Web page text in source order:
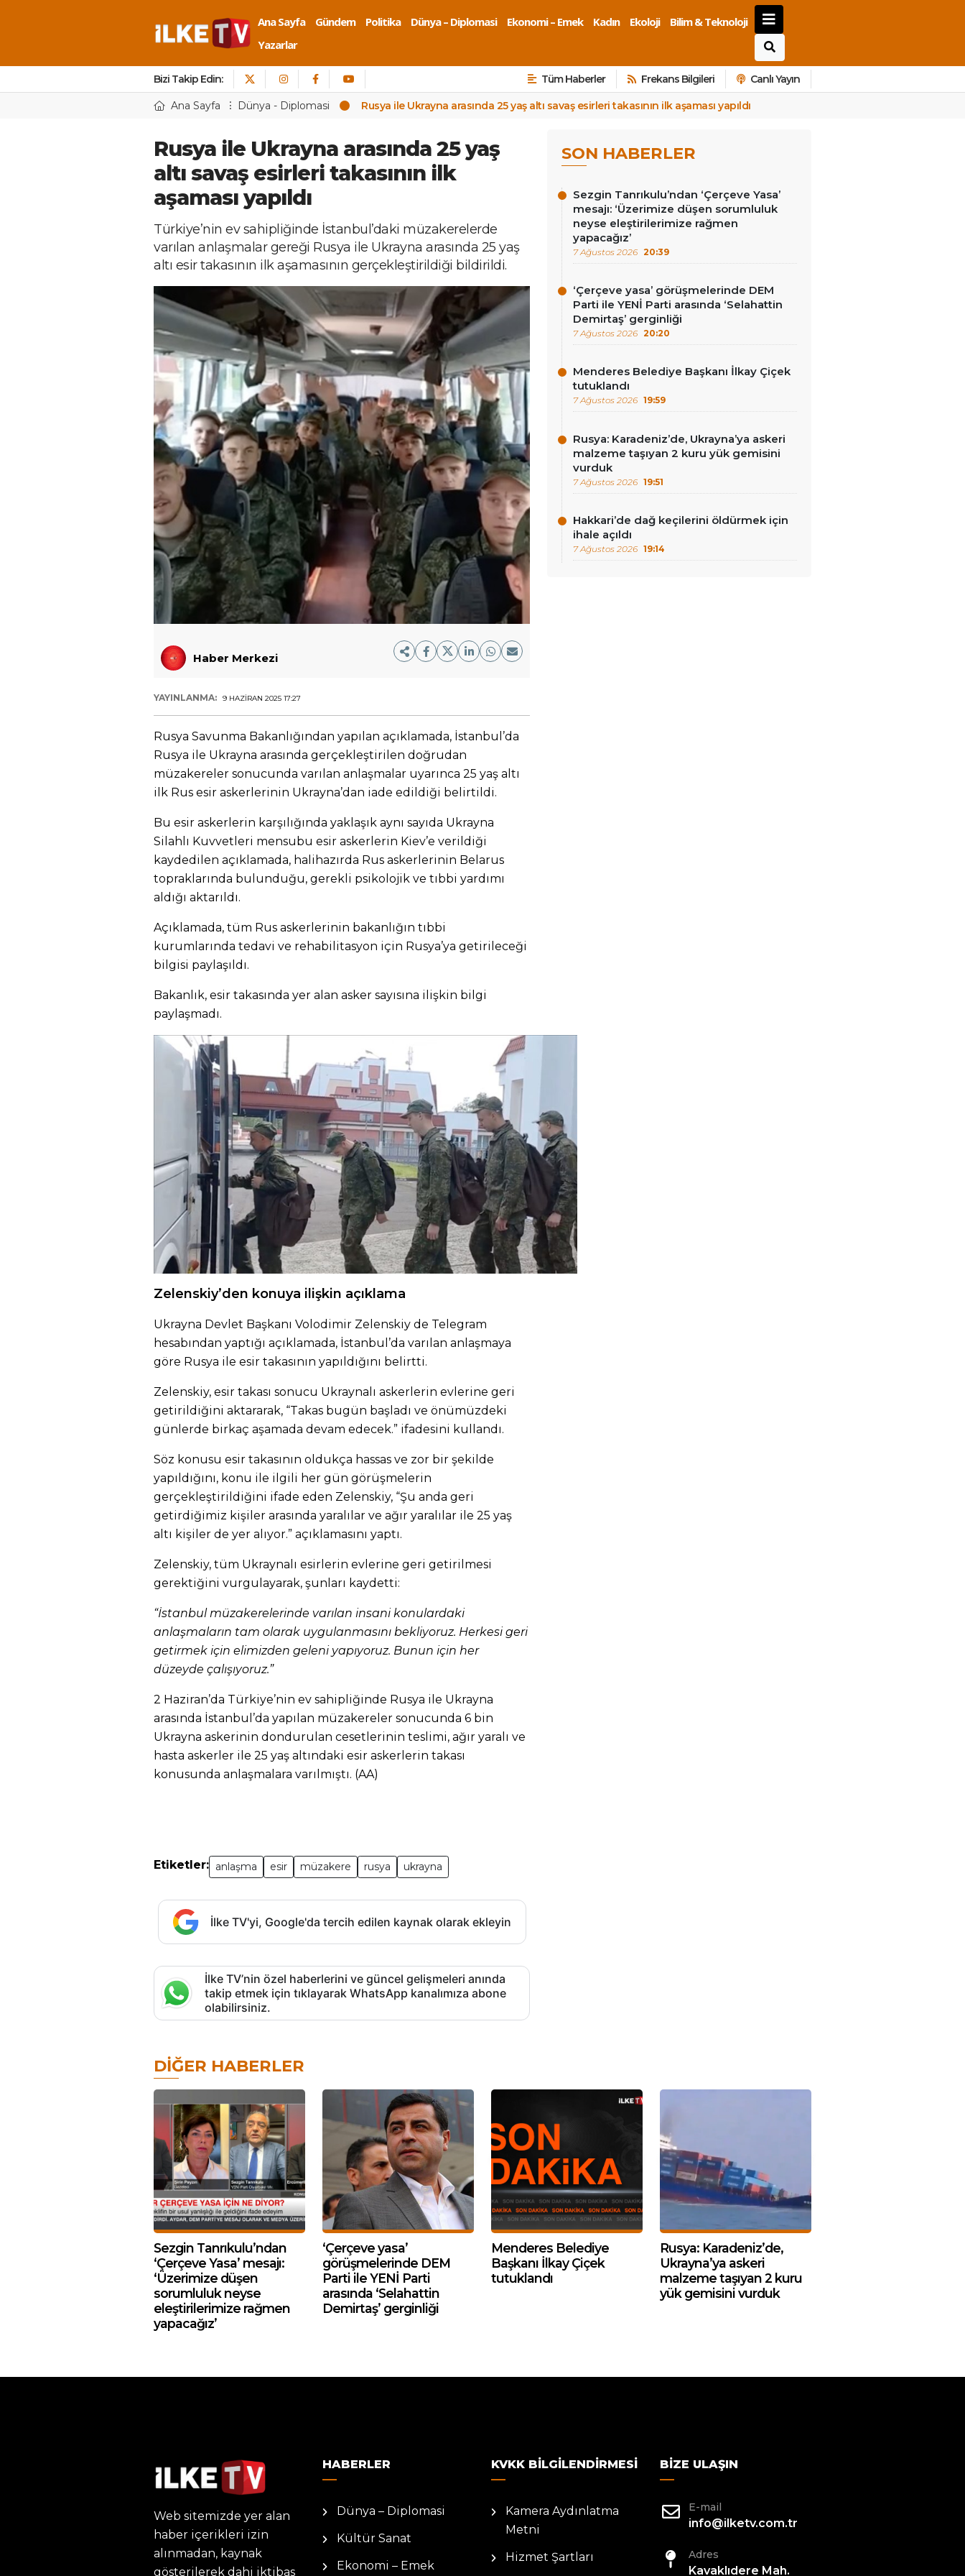
Ana Sayfa Gündem Politika Dünya – Diplomasi Ekonomi – Emek Kadın Ekoloji
Bilim & Teknoloji
Yazarlar
Bizi Takip Edin: Tüm Haberler Frekans Bilgileri Canlı Yayın
Ana Sayfa Dünya - Diplomasi Rusya ile Ukrayna arasında 25 yaş altı savaş esirleri takasının ilk aşaması yapıldı
Rusya ile Ukrayna arasında 25 yaş
altı savaş esirleri takasının ilk
aşaması yapıldı
Türkiye’nin ev sahipliğinde İstanbul’daki müzakerelerde
varılan anlaşmalar gereği Rusya ile Ukrayna arasında 25 yaş
altı esir takasının ilk aşamasının gerçekleştirildiği bildirildi.
Haber Merkezi
YAYINLANMA: 9 HAZIRAN 2025 17:27
Rusya Savunma Bakanlığından yapılan açıklamada, İstanbul’da
Rusya ile Ukrayna arasında gerçekleştirilen doğrudan
müzakereler sonucunda varılan anlaşmalar uyarınca 25 yaş altı
ilk Rus esir askerlerinin Ukrayna’dan iade edildiği belirtildi.
Bu esir askerlerin karşılığında yaklaşık aynı sayıda Ukrayna
Silahlı Kuvvetleri mensubu esir askerlerin Kiev’e verildiği
kaydedilen açıklamada, halihazırda Rus askerlerinin Belarus
topraklarında bulunduğu, gerekli psikolojik ve tıbbi yardımı
aldığı aktarıldı.
Açıklamada, tüm Rus askerlerinin bakanlığın tıbbi
kurumlarında tedavi ve rehabilitasyon için Rusya’ya getirileceği
bilgisi paylaşıldı.
Bakanlık, esir takasında yer alan asker sayısına ilişkin bilgi
paylaşmadı.
Zelenskiy’den konuya ilişkin açıklama
Ukrayna Devlet Başkanı Volodimir Zelenskiy de Telegram
hesabından yaptığı açıklamada, İstanbul’da varılan anlaşmaya
göre Rusya ile esir takasının yapıldığını belirtti.
Zelenskiy, esir takası sonucu Ukraynalı askerlerin evlerine geri
getirildiğini aktararak, “Takas bugün başladı ve önümüzdeki
günlerde birkaç aşamada devam edecek.” ifadesini kullandı.
Söz konusu esir takasının oldukça hassas ve zor bir şekilde
yapıldığını, konu ile ilgili her gün görüşmelerin
gerçekleştirildiğini ifade eden Zelenskiy, “Şu anda geri
getirdiğimiz kişiler arasında yaralılar ve ağır yaralılar ile 25 yaş
altı kişiler de yer alıyor.” açıklamasını yaptı.
Zelenskiy, tüm Ukraynalı esirlerin evlerine geri getirilmesi
gerektiğini vurgulayarak, şunları kaydetti:
“İstanbul müzakerelerinde varılan insani konulardaki
anlaşmaların tam olarak uygulanmasını bekliyoruz. Herkesi geri
getirmek için elimizden geleni yapıyoruz. Bunun için her
düzeyde çalışıyoruz.”
2 Haziran’da Türkiye’nin ev sahipliğinde Rusya ile Ukrayna
arasında İstanbul’da yapılan müzakereler sonucunda 6 bin
Ukrayna askerinin dondurulan cesetlerinin teslimi, ağır yaralı ve
hasta askerler ile 25 yaş altındaki esir askerlerin takası
konusunda anlaşmalara varılmıştı. (AA)
Etiketler: anlaşma esir müzakere rusya ukrayna
İlke TV'yi, Google'da tercih edilen kaynak olarak ekleyin
İlke TV’nin özel haberlerini ve güncel gelişmeleri anında
takip etmek için tıklayarak WhatsApp kanalımıza abone
olabilirsiniz.
SON HABERLER
Sezgin Tanrıkulu’ndan ‘Çerçeve Yasa’
mesajı: ‘Üzerimize düşen sorumluluk
neyse eleştirilerimize rağmen
yapacağız’
7 Ağustos 2026 20:39
‘Çerçeve yasa’ görüşmelerinde DEM
Parti ile YENİ Parti arasında ‘Selahattin
Demirtaş’ gerginliği
7 Ağustos 2026 20:20
Menderes Belediye Başkanı İlkay Çiçek
tutuklandı
7 Ağustos 2026 19:59
Rusya: Karadeniz’de, Ukrayna’ya askeri
malzeme taşıyan 2 kuru yük gemisini
vurduk
7 Ağustos 2026 19:51
Hakkari’de dağ keçilerini öldürmek için
ihale açıldı
7 Ağustos 2026 19:14
DIĞER HABERLER
Sezgin Tanrıkulu’ndan
‘Çerçeve Yasa’ mesajı:
‘Üzerimize düşen
sorumluluk neyse
eleştirilerimize rağmen
yapacağız’
‘Çerçeve yasa’
görüşmelerinde DEM
Parti ile YENİ Parti
arasında ‘Selahattin
Demirtaş’ gerginliği
Menderes Belediye
Başkanı İlkay Çiçek
tutuklandı
Rusya: Karadeniz’de,
Ukrayna’ya askeri
malzeme taşıyan 2 kuru
yük gemisini vurduk
Web sitemizde yer alan
haber içerikleri izin
alınmadan, kaynak
gösterilerek dahi iktibas
HABERLER
Dünya – Diplomasi
Kültür Sanat
Ekonomi – Emek
KVKK BILGILENDIRMESI
Kamera Aydınlatma
Metni
Hizmet Şartları
BIZE ULAŞIN
E-mail
info@ilketv.com.tr
Adres
Kavaklıdere Mah.